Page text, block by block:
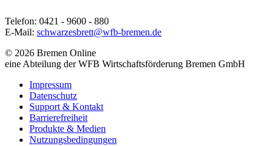
Telefon: 0421 - 9600 - 880
E-Mail: schwarzesbrett@wfb-bremen.de
© 2026 Bremen Online
eine Abteilung der WFB Wirtschaftsförderung Bremen GmbH
Impressum
Datenschutz
Support & Kontakt
Barrierefreiheit
Produkte & Medien
Nutzungsbedingungen